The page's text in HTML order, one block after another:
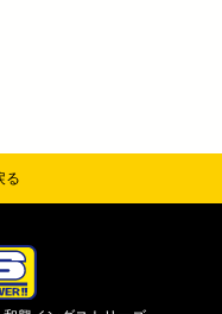
る